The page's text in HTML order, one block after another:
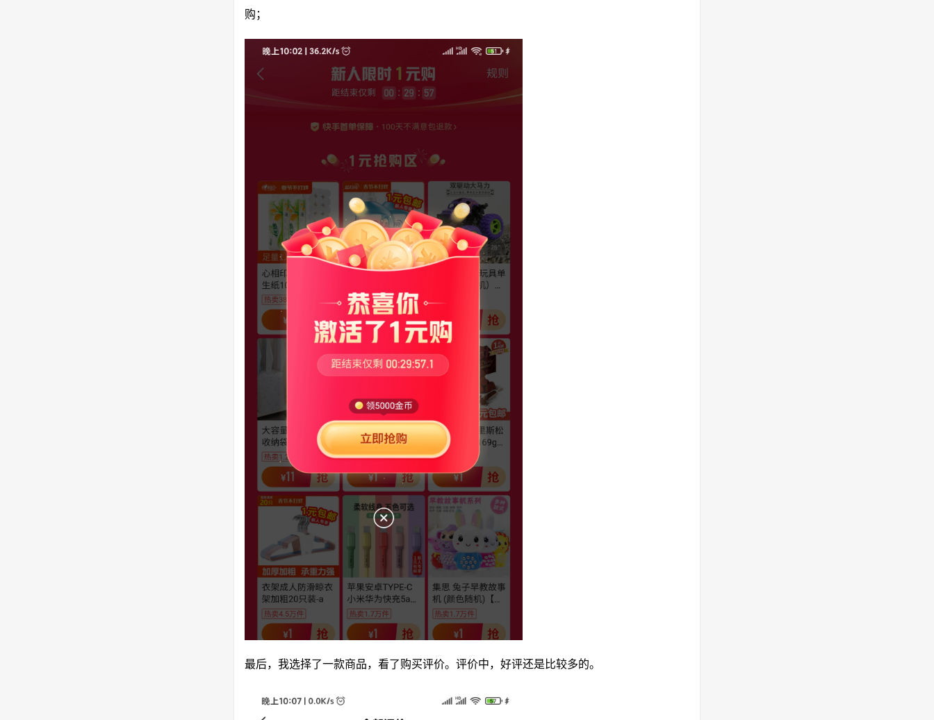
购；
最后，我选择了一款商品，看了购买评价。评价中，好评还是比较多的。